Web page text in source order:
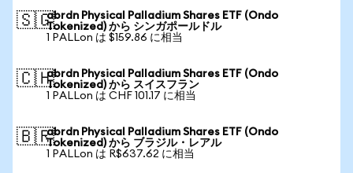
🇸🇬abrdn Physical Palladium Shares ETF (Ondo
Tokenized) から シンガポールドル
1 PALLon は $159.86 に相当
🇨🇭abrdn Physical Palladium Shares ETF (Ondo
Tokenized) から スイスフラン
1 PALLon は CHF 101.17 に相当
🇧🇷abrdn Physical Palladium Shares ETF (Ondo
Tokenized) から ブラジル・レアル
1 PALLon は R$637.62 に相当